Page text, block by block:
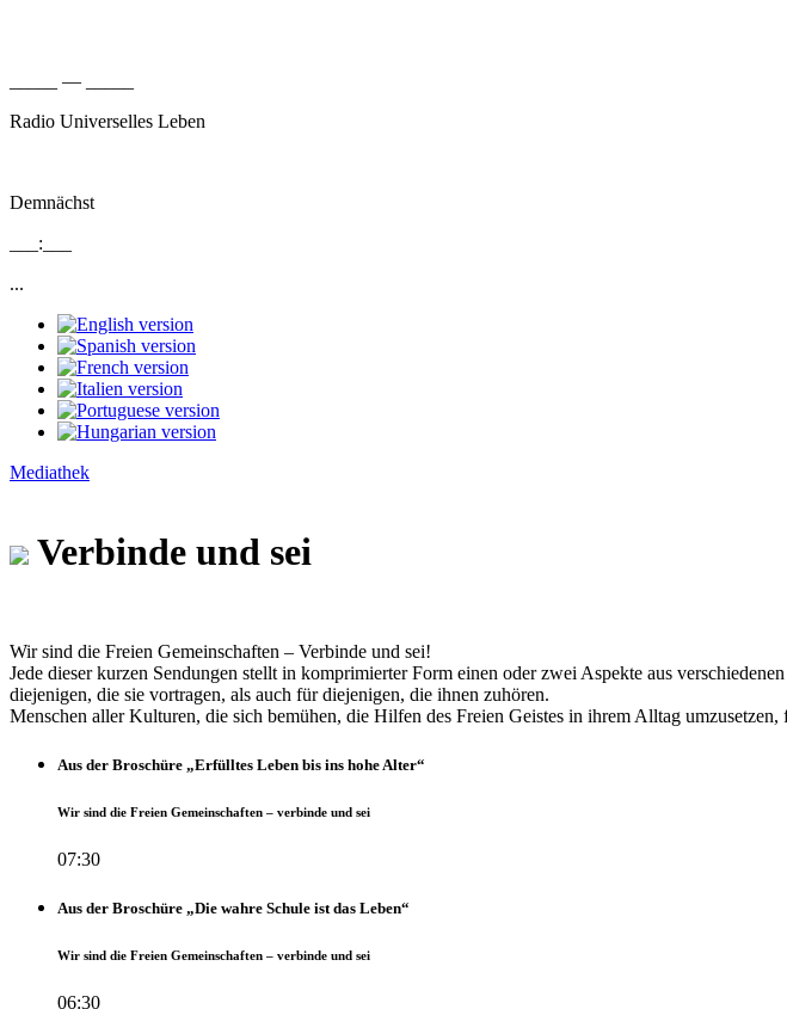
_____ — _____
Radio Universelles Leben
Demnächst
___:___
...
Mediathek
Verbinde und sei
Wir sind die Freien Gemeinschaften – Verbinde und sei!
Jede dieser kurzen Sendungen stellt in komprimierter Form einen oder zwei Aspekte aus
diejenigen, die sie vortragen, als auch für diejenigen, die ihnen zuhören.
Menschen aller Kulturen, die sich bemühen, die Hilfen des Freien Geistes in ihrem Alltag
Aus der Broschüre „Erfülltes Leben bis ins hohe Alter“
Wir sind die Freien Gemeinschaften – verbinde und sei
07:30
Aus der Broschüre „Die wahre Schule ist das Leben“
Wir sind die Freien Gemeinschaften – verbinde und sei
06:30